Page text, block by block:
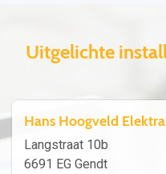
Uitgelichte
Hans Hoogveld Elektra
Langstraat 10b
6691 EG Gendt